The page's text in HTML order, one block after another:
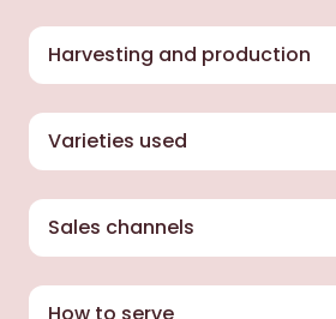
Harvesting and production
Varieties used
Sales channels